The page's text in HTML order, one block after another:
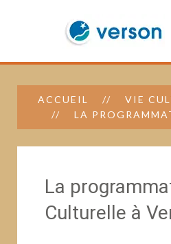
ACCUEIL
VIE
LA
La
Culturelle à